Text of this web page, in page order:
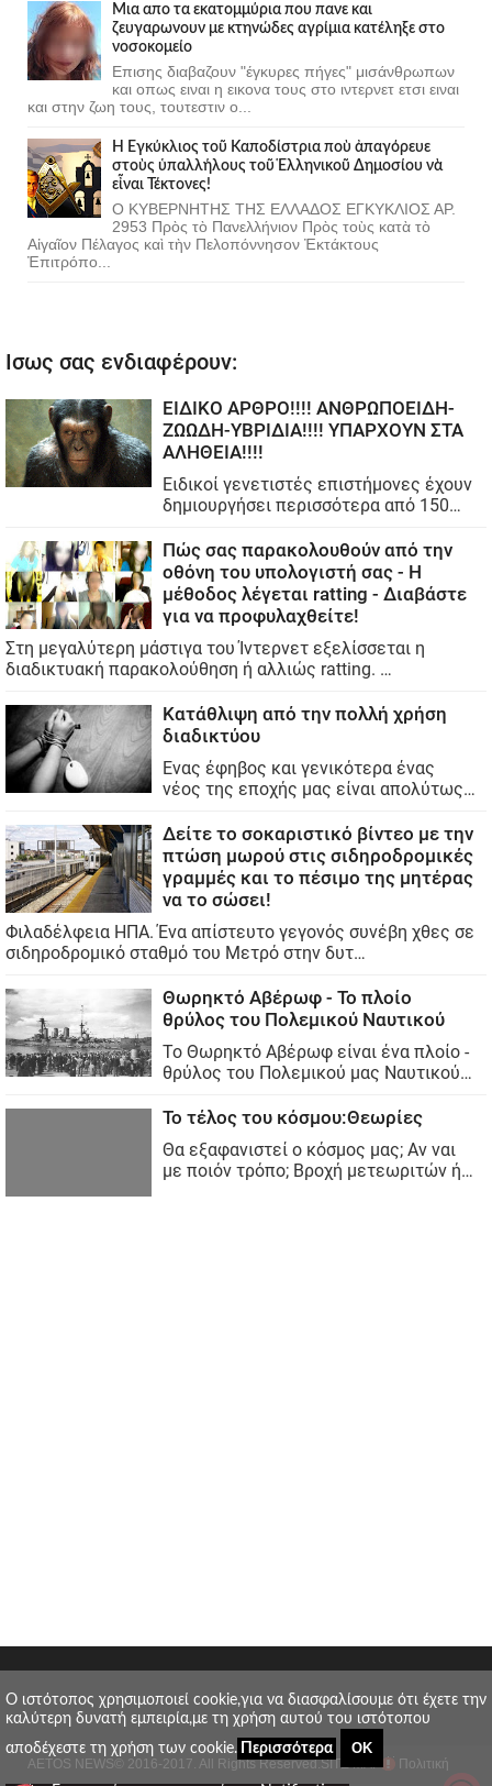
Μια απο τα εκατομμύρια που πανε και
ζευγαρωνουν με κτηνώδες αγρίμια κατέληξε στο
νοσοκομείο
Επισης διαβαζουν "έγκυρες πήγες" μισάνθρωπων
και οπως ειναι η εικονα τους στο ιντερνετ ετσι ειναι
και στην ζωη τους, τουτεστιν ο...
Ἡ Ἐγκύκλιος τοῦ Καποδίστρια ποὺ ἀπαγόρευε
στοὺς ὑπαλλήλους τοῦ Ἑλληνικοῦ Δημοσίου νὰ
εἶναι Τέκτονες!
Ο ΚΥΒΕΡΝΗΤΗΣ ΤΗΣ ΕΛΛΑΔΟΣ ΕΓΚΥΚΛΙΟΣ ΑΡ.
2953 Πρὸς τὸ Πανελλήνιον Πρὸς τοὺς κατὰ τὸ
Αἰγαῖον Πέλαγος καὶ τὴν Πελοπόννησον Ἐκτάκτους
Ἐπιτρόπο...
AETOS NEWS © 2016-2017. All Rights Reserved.SITE MAP Πολιτική
O ιστότοπος χρησιμοποιεί cookie,για να διασφαλίσουμε ότι έχετε την
καλύτερη δυνατή εμπειρία,με τη χρήση αυτού του ιστότοπου
αποδέχεστε τη χρήση των cookie.
Περισσότερα ΟΚ